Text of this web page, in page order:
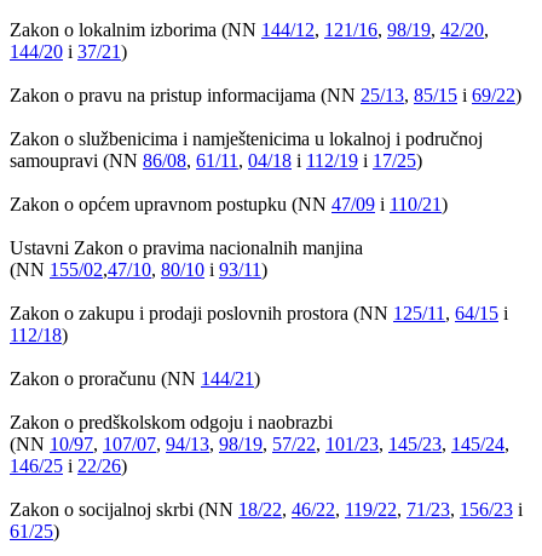
Zakon o lokalnim izborima (NN 144/12, 121/16, 98/19, 42/20,
144/20 i 37/21)
Zakon o pravu na pristup informacijama (NN 25/13, 85/15 i 69/22)
Zakon o službenicima i namještenicima u lokalnoj i područnoj
samoupravi (NN 86/08, 61/11 , 04/18 i 112/19 i 17/25)
Zakon o općem upravnom postupku (NN 47/09 i 110/21)
Ustavni Zakon o pravima nacionalnih manjina
(NN 155/02,47/10, 80/10 i 93/11)
Zakon o zakupu i prodaji poslovnih prostora (NN 125/11 , 64/15 i
112/18)
Zakon o proračunu (NN 144/21)
Zakon o predškolskom odgoju i naobrazbi
(NN 10/97, 107/07, 94/13, 98/19, 57/22, 101/23, 145/23, 145/24,
146/25 i 22/26)
Zakon o socijalnoj skrbi (NN 18/22, 46/22, 119/22, 71/23, 156/23 i
61/25)